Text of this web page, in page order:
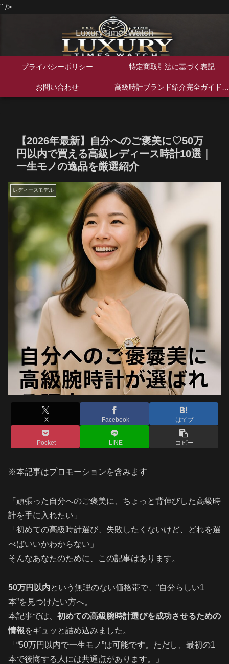
" />
LuxuryTimesWatch
プライバシーポリシー 特定商取引法に基づく表記
お問い合わせ
【2026年最新】自分へのご褒美に♡50万
円以内で買える高級レディース時計10選｜
一生モノの逸品を厳選紹介
レディースモデル
X Facebook はてブ
Pocket LINE コピー
※本記事はプロモーションを含みます
「頑張った自分へのご褒美に、ちょっと背伸びした高級時
計を手に入れたい」
「初めての高級時計選び、失敗したくないけど、どれを選
べばいいかわからない」
そんなあなたのために、この記事はあります。
50万円以内という無理のない価格帯で、“自分らしい1
本”を見つけたい方へ。
本記事では、 初めての高級腕時計選びを成功させるための
情報をギュッと詰め込みました。
「“50万円以内で一生モノ”は可能です。ただし、最初の1
本で後悔する人には共通点があります。」